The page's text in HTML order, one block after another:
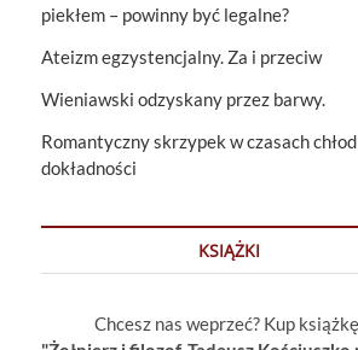
piekłem – powinny być legalne?
Ateizm egzystencjalny. Za i przeciw
Wieniawski odzyskany przez barwy.
Romantyczny skrzypek w czasach
dokładności
KSIĄŻKI
Chcesz nas weprzeć? Kup